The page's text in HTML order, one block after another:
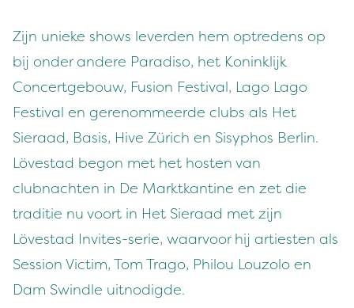
Zijn unieke shows leverden hem optredens op
bij onder andere Paradiso, het Koninklijk
Concertgebouw, Fusion Festival, Lago Lago
Festival en gerenommeerde clubs als Het
Sieraad, Basis, Hive Zürich en Sisyphos Berlin.
Lövestad begon met het hosten van
clubnachten in De Marktkantine en zet die
traditie nu voort in Het Sieraad met zijn
Lövestad Invites-serie, waarvoor hij artiesten als
Session Victim, Tom Trago, Philou Louzolo en
Dam Swindle uitnodigde.